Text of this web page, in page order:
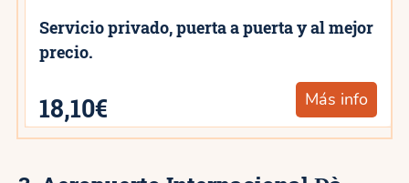
Servicio privado, puerta a puerta y al mejor
precio.
18,10€ Más info